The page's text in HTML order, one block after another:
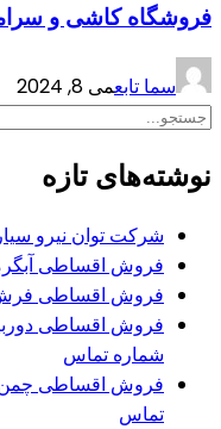
فروشگاه کاشی و
سما تابعمی 8, 2024
نوشته‌های تازه
شرکت توان نیرو
فروش اقساطی
فروش اقساطی فرش
فروش اقساطی
شماره تماس
فروش اقساطی چمن
تماس